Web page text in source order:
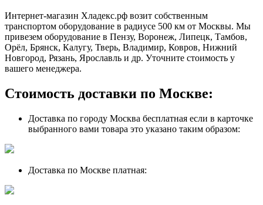
Интернет-магазин Хладекс.рф возит собственным
транспортом оборудование в радиусе 500 км от Москвы. Мы
привезем оборудование в Пензу, Воронеж, Липецк, Тамбов,
Орёл, Брянск, Калугу, Тверь, Владимир, Ковров, Нижний
Новгород, Рязань, Ярославль и др. Уточните стоимость у
вашего менеджера.
Стоимость доставки по Москве:
Доставка по городу Москва бесплатная если в карточке
выбранного вами товара это указано таким образом:
Доставка по Москве платная: